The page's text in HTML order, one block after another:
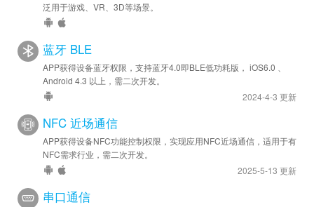
泛用于游戏、VR、3D等场景。
蓝牙 BLE
APP获得设备蓝牙权限，支持蓝牙4.0即BLE低功耗版， iOS6.0 、
Android 4.3 以上，需二次开发。
2024-4-3 更新
NFC 近场通信
APP获得设备NFC功能控制权限，实现应用NFC近场通信，适用于有
NFC需求行业，需二次开发。
2025-5-13 更新
串口通信